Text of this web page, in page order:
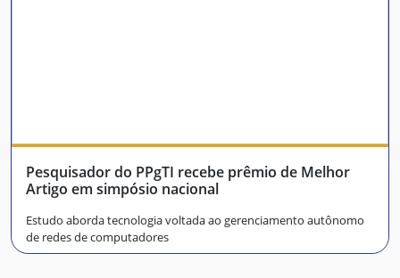
Pesquisador do PPgTI recebe prêmio de Melhor
Artigo em simpósio nacional
Estudo aborda tecnologia voltada ao gerenciamento autônomo
de redes de computadores